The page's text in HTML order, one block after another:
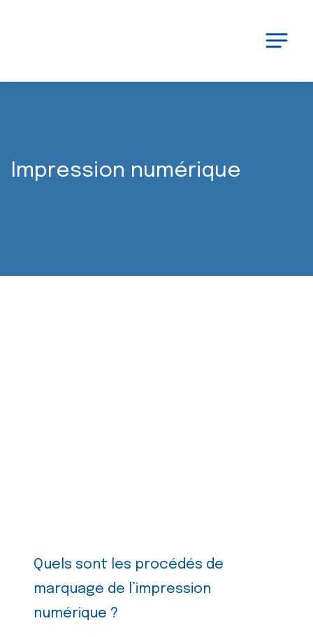
Impression numérique
Quels sont les procédés de
marquage de l’impression
numérique ?